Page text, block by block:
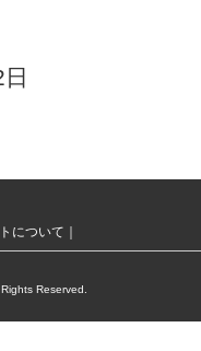
について
Reserved.